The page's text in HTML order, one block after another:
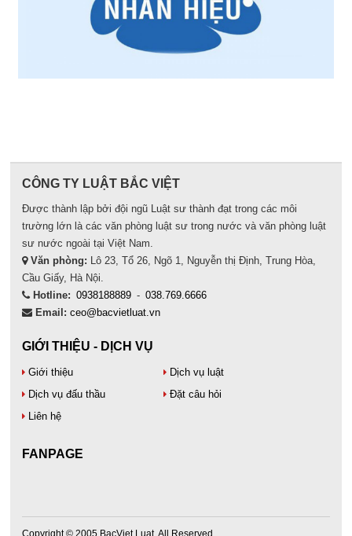
CÔNG TY LUẬT BẮC VIỆT
Được thành lập bởi đội ngũ Luật sư thành đạt trong các môi
trường lớn là các văn phòng luật sư trong nước và văn phòng luật
sư nước ngoài tại Việt Nam.
Văn phòng: Lô 23, Tổ 26, Ngõ 1, Nguyễn thị Định, Trung Hòa,
Cầu Giấy, Hà Nội.
Hotline: 0938188889 - 038.769.6666
Email: ceo@bacvietluat.vn
GIỚI THIỆU - DỊCH VỤ
Giới thiệu
Dịch vụ luật
Dịch vụ đấu thầu
Đặt câu hỏi
Liên hệ
FANPAGE